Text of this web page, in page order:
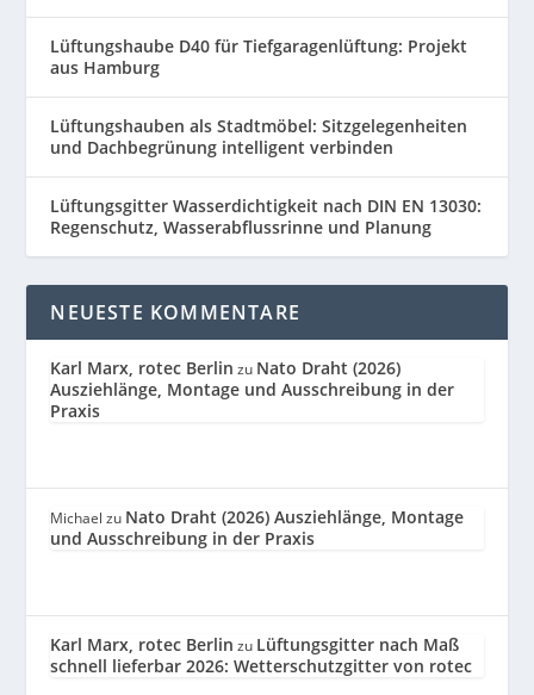
Lüftungshaube D40 für Tiefgaragenlüftung: Projekt
aus Hamburg
Lüftungshauben als Stadtmöbel: Sitzgelegenheiten
und Dachbegrünung intelligent verbinden
Lüftungsgitter Wasserdichtigkeit nach DIN EN 13030:
Regenschutz, Wasserabflussrinne und Planung
NEUESTE KOMMENTARE
Karl Marx, rotec Berlin zu Nato Draht (2026)
Ausziehlänge, Montage und Ausschreibung in der
Praxis
Michael zu Nato Draht (2026) Ausziehlänge, Montage
und Ausschreibung in der Praxis
Karl Marx, rotec Berlin zu Lüftungsgitter nach Maß
schnell lieferbar 2026: Wetterschutzgitter von rotec